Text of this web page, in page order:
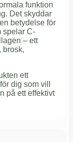
funktion
Det skyddar
betydelse för
spelar C-
– ett
brosk,
ett
dig som vill
på ett effektivt